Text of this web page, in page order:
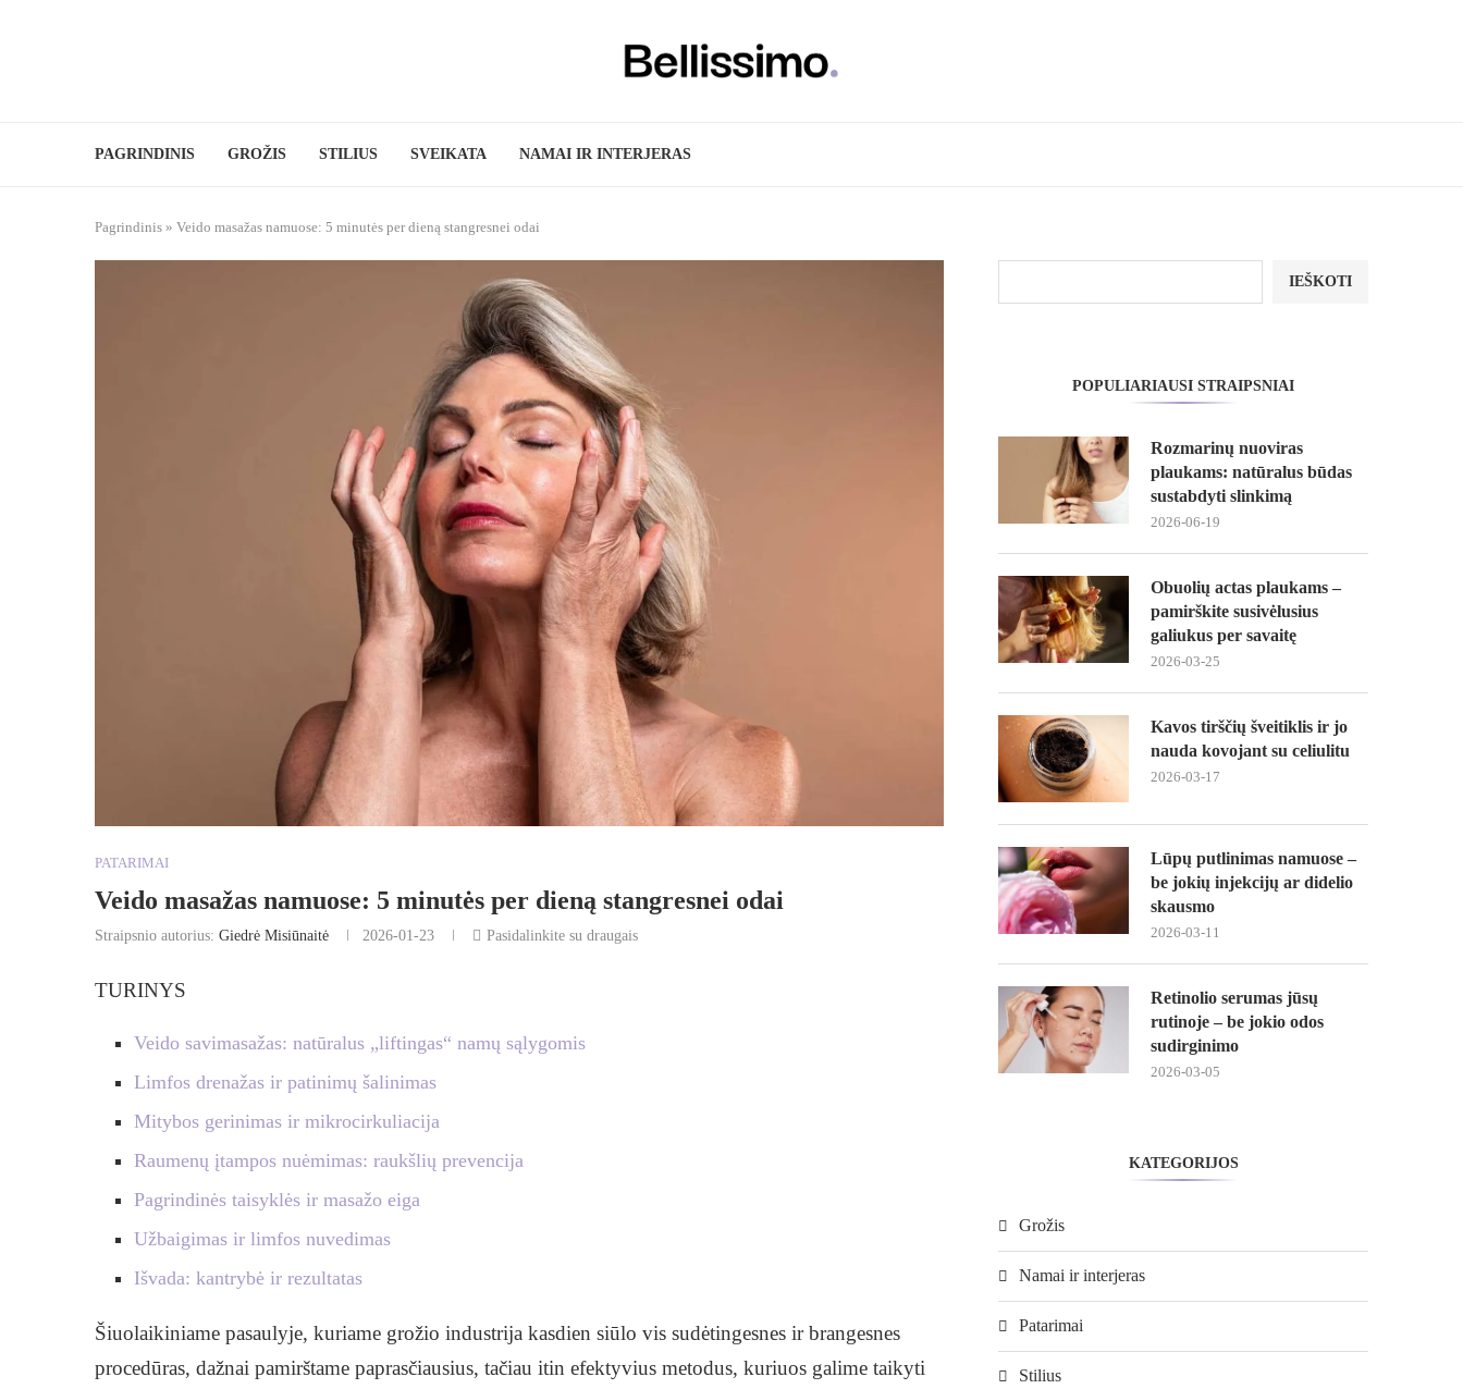
PAGRINDINIS GROŽIS STILIUS SVEIKATA NAMAI IR INTERJERAS
Pagrindinis » Veido masažas namuose: 5 minutės per dieną stangresnei odai
PATARIMAI
Veido masažas namuose: 5 minutės per dieną stangresnei odai
Straipsnio autorius: Giedrė Misiūnaitė 2026-01-23 Pasidalinkite su draugais
TURINYS
Veido savimasažas: natūralus „liftingas“ namų sąlygomis
Limfos drenažas ir patinimų šalinimas
Mitybos gerinimas ir mikrocirkuliacija
Raumenų įtampos nuėmimas: raukšlių prevencija
Pagrindinės taisyklės ir masažo eiga
Užbaigimas ir limfos nuvedimas
Išvada: kantrybė ir rezultatas
Šiuolaikiniame pasaulyje, kuriame grožio industrija kasdien siūlo vis sudėtingesnes ir brangesnes
procedūras, dažnai pamirštame paprasčiausius, tačiau itin efektyvius metodus, kuriuos galime taikyti
IEŠKOTI
POPULIARIAUSI STRAIPSNIAI
Rozmarinų nuoviras
plaukams: natūralus būdas
sustabdyti slinkimą
2026-06-19
Obuolių actas plaukams –
pamirškite susivėlusius
galiukus per savaitę
2026-03-25
Kavos tirščių šveitiklis ir jo
nauda kovojant su celiulitu
2026-03-17
Lūpų putlinimas namuose –
be jokių injekcijų ar didelio
skausmo
2026-03-11
Retinolio serumas jūsų
rutinoje – be jokio odos
sudirginimo
2026-03-05
KATEGORIJOS
Grožis
Namai ir interjeras
Patarimai
Stilius